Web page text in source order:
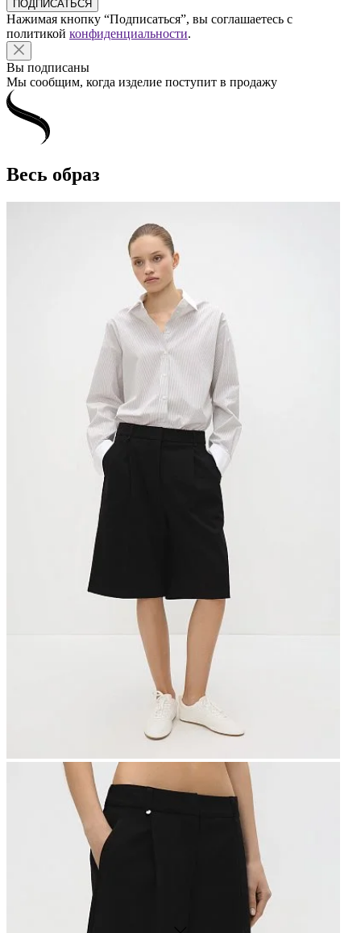
Нажимая кнопку “Подписаться”, вы соглашаетесь с
политикой конфиденциальности.
Вы подписаны
Мы сообщим, когда изделие поступит в продажу
Весь образ